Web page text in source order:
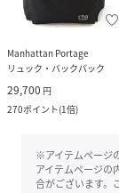
Manhattan Portage
リュック・バックパック
29,700 円
270ポイント(1倍)
※アイテムページ
アイテムページの
合がございます。